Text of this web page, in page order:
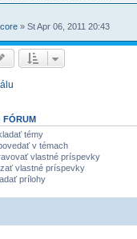
core » St Apr 06, 2011 20:43
FÓRUM
témy
v témach
vlastné príspevky
vlastné príspevky
prílohy